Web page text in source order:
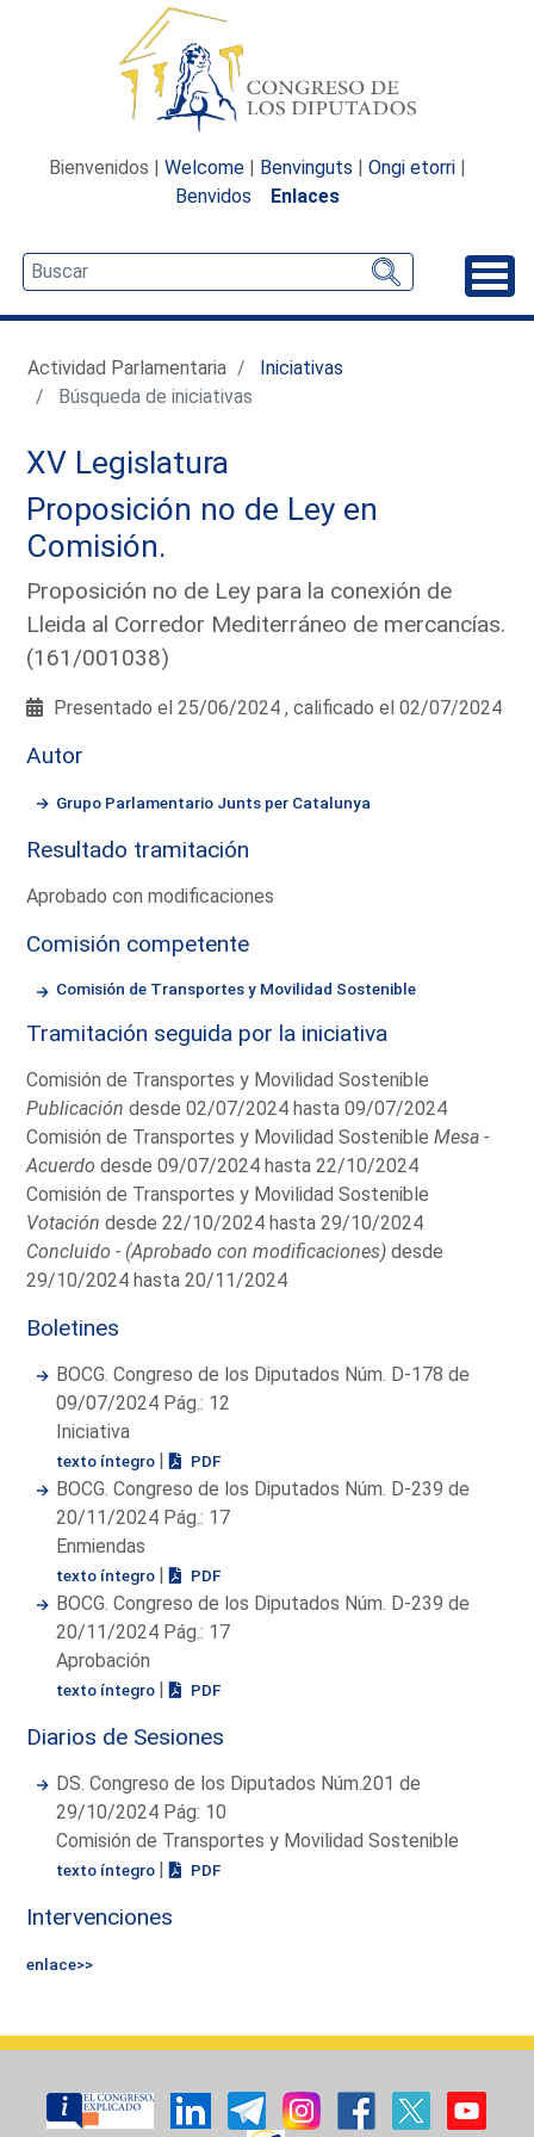
Bienvenidos | Welcome | Benvinguts | Ongi etorri |
Benvidos
Enlaces
Actividad Parlamentaria
Iniciativas
Búsqueda de iniciativas
XV Legislatura
Proposición no de Ley en
Comisión.
Proposición no de Ley para la conexión de
Lleida al Corredor Mediterráneo de mercancías.
(161/001038)
Presentado el 25/06/2024 , calificado el 02/07/2024
Autor
Grupo Parlamentario Junts per Catalunya
Resultado tramitación
Aprobado con modificaciones
Comisión competente
Comisión de Transportes y Movilidad Sostenible
Tramitación seguida por la iniciativa
Comisión de Transportes y Movilidad Sostenible
Publicación desde 02/07/2024 hasta 09/07/2024
Comisión de Transportes y Movilidad SostenibleMesa -
Acuerdo desde 09/07/2024 hasta 22/10/2024
Comisión de Transportes y Movilidad Sostenible
Votación desde 22/10/2024 hasta 29/10/2024
Concluido - (Aprobado con modificaciones) desde
29/10/2024 hasta 20/11/2024
Boletines
BOCG. Congreso de los Diputados Núm. D-178 de
09/07/2024 Pág.: 12
Iniciativa
texto íntegro | PDF
BOCG. Congreso de los Diputados Núm. D-239 de
20/11/2024 Pág.: 17
Enmiendas
texto íntegro | PDF
BOCG. Congreso de los Diputados Núm. D-239 de
20/11/2024 Pág.: 17
Aprobación
texto íntegro | PDF
Diarios de Sesiones
DS. Congreso de los Diputados Núm.201 de
29/10/2024 Pág: 10
Comisión de Transportes y Movilidad Sostenible
texto íntegro | PDF
Intervenciones
enlace>>